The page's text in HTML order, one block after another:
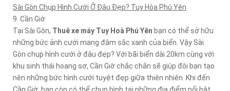
Sài Gòn Chụp Hình Cưới Ở Đâu Đẹp? Tuy Hòa Phú Yên
9. Cần Giờ
Tại Sài Gòn, Thuê xe máy Tuy Hoà Phú Yên bạn có thể sở hữu
những bức ảnh cưới mang đậm sắc xanh của biển. Vậy Sài
Gòn chụp hình cưới ở đâu đẹp? Với bãi biển dài 20km cùng với
khu sinh thái hoang sơ, Cần Giờ chắc chắn sẽ giúp đôi bạn tạo
nên những bức hình cưới tuyệt đẹp giữa thiên nhiên. Khi đến